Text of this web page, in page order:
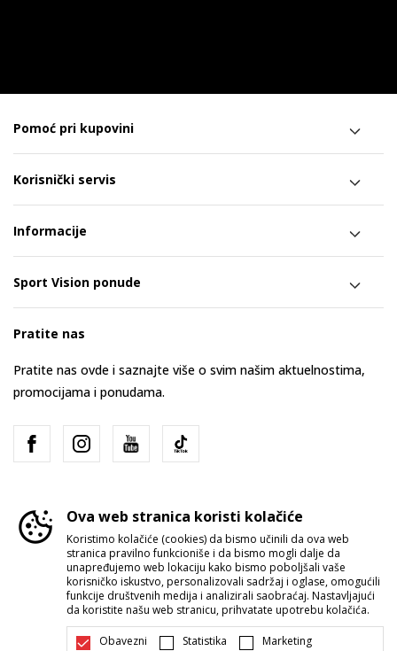
Pomoć pri kupovini
Korisnički servis
Informacije
Sport Vision ponude
Pratite nas
Pratite nas ovde i saznajte više o svim našim aktuelnostima,
promocijama i ponudama.
Srbija Promenite
Ova web stranica koristi kolačiće
Koristimo kolačiće (cookies) da bismo učinili da ova web
stranica pravilno funkcioniše i da bismo mogli dalje da
unapređujemo web lokaciju kako bismo poboljšali vaše
korisničko iskustvo, personalizovali sadržaj i oglase, omogućili
funkcije društvenih medija i analizirali saobraćaj. Nastavljajući
da koristite našu web stranicu, prihvatate upotrebu kolačića.
Obavezni Statistika Marketing